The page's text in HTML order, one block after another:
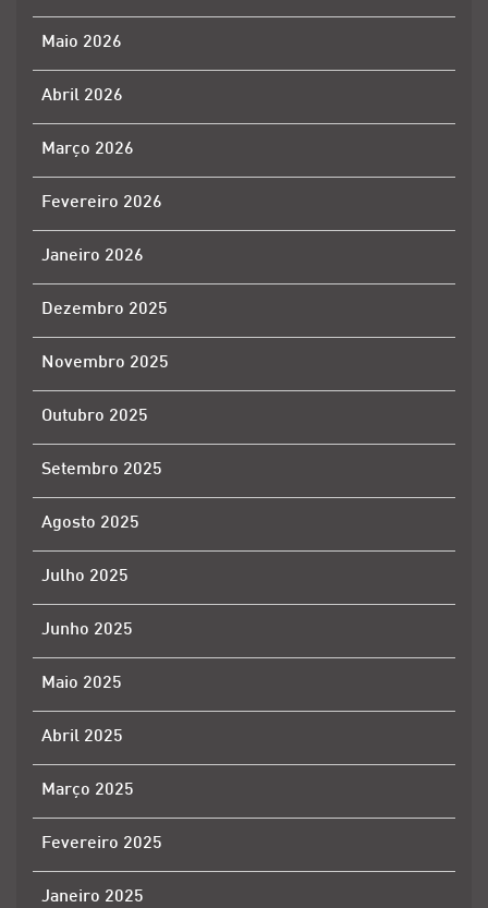
Maio 2026
Abril 2026
Março 2026
Fevereiro 2026
Janeiro 2026
Dezembro 2025
Novembro 2025
Outubro 2025
Setembro 2025
Agosto 2025
Julho 2025
Junho 2025
Maio 2025
Abril 2025
Março 2025
Fevereiro 2025
Janeiro 2025